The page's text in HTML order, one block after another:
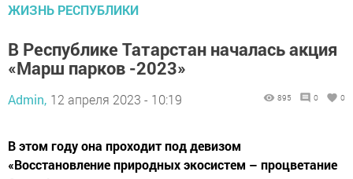
ЖИЗНЬ РЕСПУБЛИКИ
В Республике Татарстан началась акция
«Марш парков -2023»
Admin, 12 апреля 2023 - 10:19 895 0 0
В этом году она проходит под девизом
«Восстановление природных экосистем – процветание